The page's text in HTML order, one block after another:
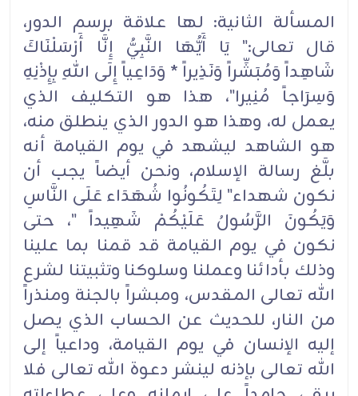
المسألة الثانية: لها علاقة برسم الدور،
قال تعالى:" يَا أَيُّهَا النَّبِيُّ إِنَّا أَرْسَلْنَاكَ
شَاهِداً وَمُبَشِّراً وَنَذِيراً * وَدَاعِياً إِلَى اللهِ بِإِذْنِهِ
وَسِرَاجاً مُنِيرا"، هذا هو التكليف الذي
يعمل له، وهذا هو الدور الذي ينطلق منه،
هو الشاهد ليشهد في يوم القيامة أنه
بلَّغ رسالة الإسلام، ونحن أيضاً يجب أن
نكون شهداء" لِتَكُونُوا شُهَدَاء عَلَى النَّاسِ
وَيَكُونَ الرَّسُولُ عَلَيْكُمْ شَهِيداً "، حتى
نكون في يوم القيامة قد قمنا بما علينا
وذلك بأدائنا وعملنا وسلوكنا وتثبيتنا لشرع
الله تعالى المقدس، ومبشراً بالجنة ومنذراً
من النار، للحديث عن الحساب الذي يصل
إليه الإنسان في يوم القيامة، وداعياً إلى
الله تعالى بإذنه لينشر دعوة الله تعالى فلا